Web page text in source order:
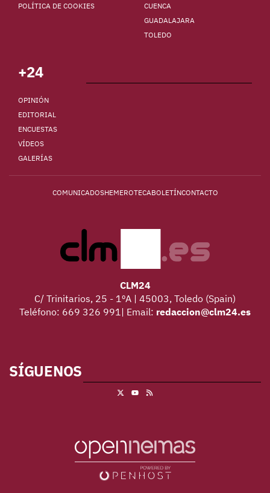
POLÍTICA DE COOKIES
CUENCA
GUADALAJARA
TOLEDO
+24
OPINIÓN
EDITORIAL
ENCUESTAS
VÍDEOS
GALERÍAS
COMUNICADOSHEMEROTECABOLETÍNCONTACTO
CLM24
C/ Trinitarios, 25 - 1ºA | 45003, Toledo (Spain)
Teléfono: 669 326 991| Email: redaccion@clm24.es
SÍGUENOS